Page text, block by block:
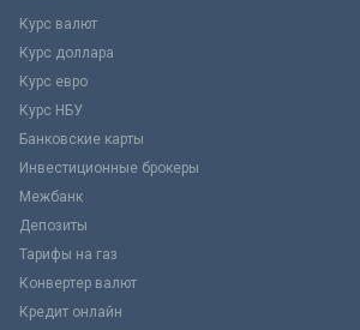
Курс валют
Курс доллара
Курс евро
Курс НБУ
Банковские карты
Инвестиционные брокеры
Межбанк
Депозиты
Тарифы на газ
Конвертер валют
Кредит онлайн